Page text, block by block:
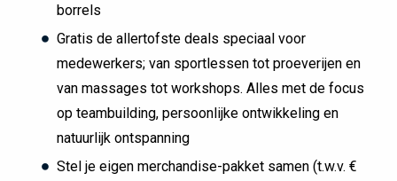
borrels
Gratis de allertofste deals speciaal voor
medewerkers; van sportlessen tot proeverijen en
van massages tot workshops. Alles met de focus
op teambuilding, persoonlijke ontwikkeling en
natuurlijk ontspanning
Stel je eigen merchandise-pakket samen (t.w.v. €